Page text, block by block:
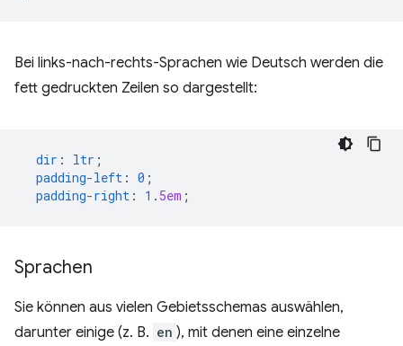
Bei links-nach-rechts-Sprachen wie Deutsch werden die
fett gedruckten Zeilen so dargestellt:
dir : ltr ;
padding-left : 0 ;
padding-right : 1 . 5em ;
Sprachen
Sie können aus vielen Gebietsschemas auswählen,
darunter einige (z. B. en ), mit denen eine einzelne